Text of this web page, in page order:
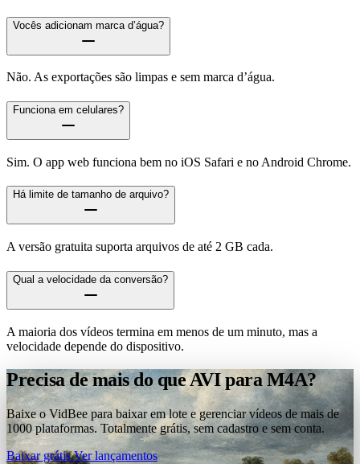
Vocês adicionam marca d’água?
Não. As exportações são limpas e sem marca d’água.
Funciona em celulares?
Sim. O app web funciona bem no iOS Safari e no Android Chrome.
Há limite de tamanho de arquivo?
A versão gratuita suporta arquivos de até 2 GB cada.
Qual a velocidade da conversão?
A maioria dos vídeos termina em menos de um minuto, mas a
velocidade depende do dispositivo.
Precisa de mais do que AVI para M4A?
Baixe o VidBee para baixar em lote e gerenciar vídeos de mais de
1000 plataformas. Totalmente grátis, sem cadastro e sem conta.
Baixar grátisVer lançamentos